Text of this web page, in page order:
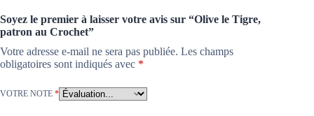
Soyez le premier à laisser votre avis sur “Olive le Tigre,
patron au Crochet”
Votre adresse e-mail ne sera pas publiée. Les champs
obligatoires sont indiqués avec *
VOTRE NOTE *